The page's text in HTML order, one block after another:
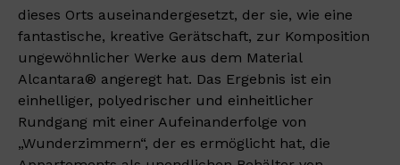
dieses Orts auseinandergesetzt, der sie, wie eine
fantastische, kreative Gerätschaft, zur Komposition
ungewöhnlicher Werke aus dem Material
Alcantara® angeregt hat. Das Ergebnis ist ein
einhelliger, polyedrischer und einheitlicher
Rundgang mit einer Aufeinanderfolge von
„Wunderzimmern“, der es ermöglicht hat, die